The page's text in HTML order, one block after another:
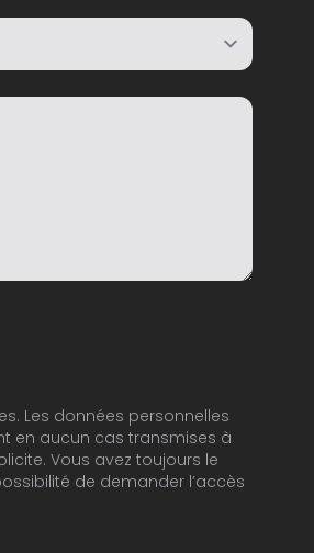
Les données personnelles
en aucun cas transmises à
Vous avez toujours le
de demander l’accès